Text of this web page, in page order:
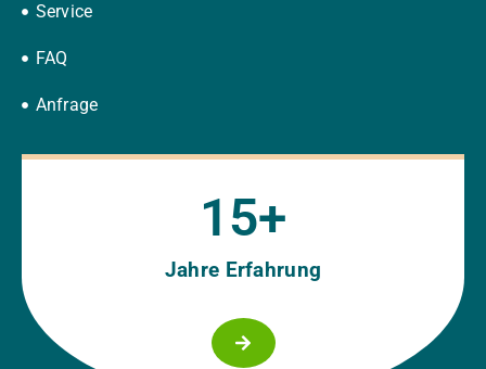
Service
FAQ
Anfrage
Jahre Erfahrung
15+